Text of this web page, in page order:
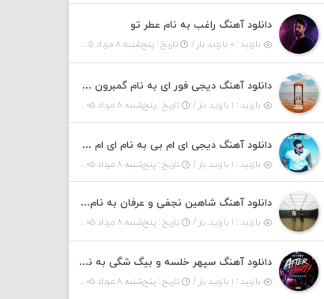
دانلود آهنگ راغب به نام عطر تو
بازدید : ۰ بازدید بار / تاریخ : پنج‌شنبه ۸ مرداد ۱۴۰۵
دانلود آهنگ دیجی فور ای به نام گمبرون ۶ (پادکست)
بازدید : ۱ بازدید بار / تاریخ : پنج‌شنبه ۸ مرداد ۱۴۰۵
دانلود آهنگ دیجی ای ام بی به نام ای ام بیت ۱۶ (پادکست)
بازدید : ۱ بازدید بار / تاریخ : پنج‌شنبه ۸ مرداد ۱۴۰۵
دانلود آهنگ شاهین نجفی و عرفان به نام داشی
بازدید : ۱ بازدید بار / تاریخ : پنج‌شنبه ۸ مرداد ۱۴۰۵
دانلود آهنگ سپهر خلسه و بیگ شگی به نام افتر پارتی
بازدید : ۱ بازدید بار / تاریخ : پنج‌شنبه ۸ مرداد ۱۴۰۵